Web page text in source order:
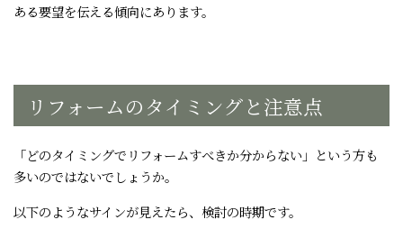
ある要望を伝える傾向にあります。
リフォームのタイミングと注意点
「どのタイミングでリフォームすべきか分からない」という方も
多いのではないでしょうか。
以下のようなサインが見えたら、検討の時期です。